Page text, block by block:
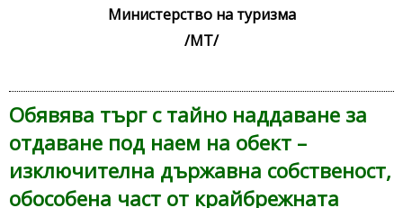
Министерство на туризма
/МТ/
Обявява търг с тайно наддаване за
отдаване под наем на обект –
изключителна държавна собственост,
обособена част от крайбрежната